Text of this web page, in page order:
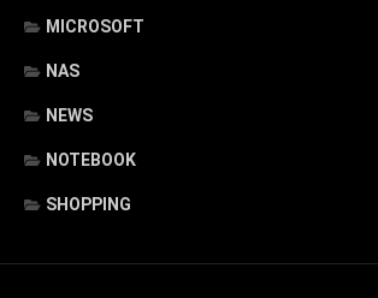
MICROSOFT
NAS
NEWS
NOTEBOOK
SHOPPING